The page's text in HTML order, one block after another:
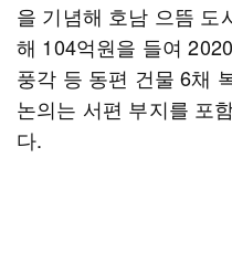
을 기념해 호남 으뜸 도
해 104억원을 들여
풍각 등 동편 건물 6채
논의는 서편 부지를 포
다.